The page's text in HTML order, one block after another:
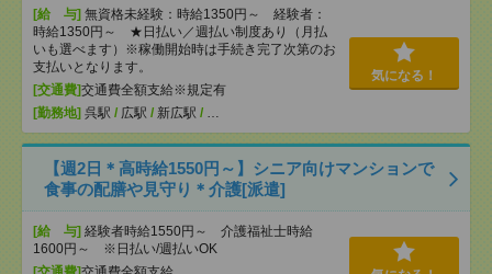
[給 与] 無資格未経験：時給1350円～ 経験者：
時給1350円～ ★日払い／週払い制度あり（月払
いも選べます）※稼働開始時は手続き完了次第のお
支払いとなります。
[交通費]交通費全額支給※規定有
[勤務地] 呉駅 / 広駅 / 新広駅 / …
気になる！
【週2日＊高時給1550円～】シニア向けマンションで
食事の配膳や見守り＊介護[派遣]
[給 与] 経験者時給1550円～ 介護福祉士時給
1600円～ ※日払い/週払いOK